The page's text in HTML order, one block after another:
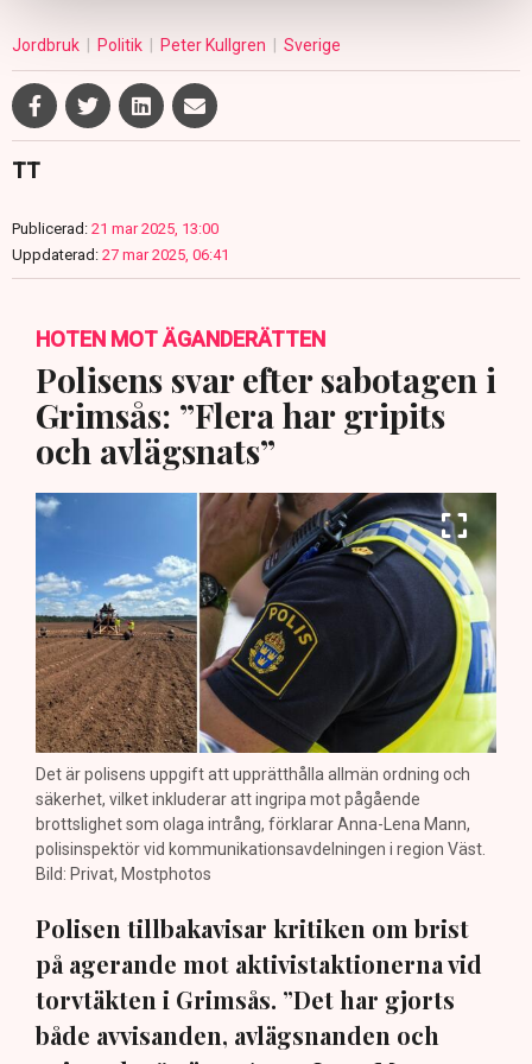
Jordbruk Politik Peter Kullgren Sverige
TT
Publicerad: 21 mar 2025, 13:00
Uppdaterad: 27 mar 2025, 06:41
HOTEN MOT ÄGANDERÄTTEN
Polisens svar efter sabotagen i
Grimsås: ”Flera har gripits
och avlägsnats”
Det är polisens uppgift att upprätthålla allmän ordning och
säkerhet, vilket inkluderar att ingripa mot pågående
brottslighet som olaga intrång, förklarar Anna-Lena Mann,
polisinspektör vid kommunikationsavdelningen i region Väst.
Bild: Privat, Mostphotos
Polisen tillbakavisar kritiken om brist
på agerande mot aktivistaktionerna vid
torvtäkten i Grimsås. ”Det har gjorts
både avvisanden, avlägsnanden och